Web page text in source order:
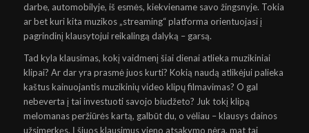
darbe, automobilyje, iš esmės, kiekviename savo žingsnyje. Tokia
ar bet kuri kita muzikos „streaming“ platforma orientuojasi į
pagrindinį klausytojui reikalingą dalyką – garsą.
Tad kyla klausimas, kokį vaidmenį šiai dienai atlieka muzikiniai
klipai? Ar dar yra prasmė juos kurti? Kokią naudą atlikėjui palieka
kaštus kainuojantis muzikinių video klipų filmavimas? O gal
nebeverta į tai investuoti savojo biudžeto? Juk tokį klipą
melomanas peržiūrės kartą, galbūt du, o vėliau – klausys dainos
užsimerkęs. Į šiuos klausimus vieno atsakymo nėra, mat tai